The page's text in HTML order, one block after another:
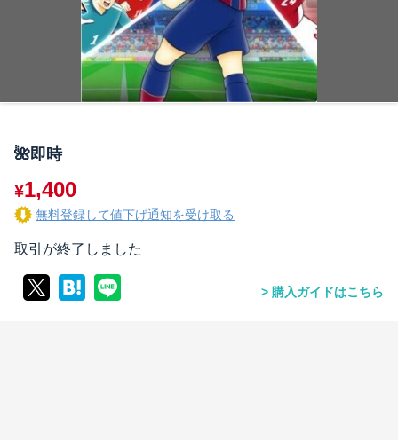
🌺即時
¥1,400
無料登録して値下げ通知を受け取る
取引が終了しました
購入ガイドはこちら